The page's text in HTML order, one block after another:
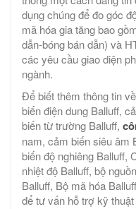
dụng chúng để đo góc
mã hóa gia tăng bao
dẫn-bóng bán dẫn) và
các yêu cầu giao diện
ngành.
Để biết thêm thông tin
biến điện dung Balluff,
biến từ trường Balluff,
nam, cảm biến siêu âm
biến độ nghiêng Balluff,
nhiệt độ Balluff, bộ
Balluff, Bộ mã hóa
để tư vấn hỗ trợ kỹ